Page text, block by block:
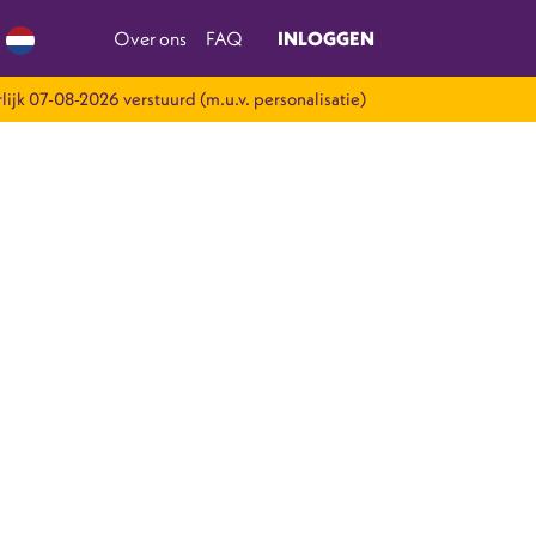
Over ons FAQ INLOGGEN
07-08-2026 verstuurd (m.u.v. personalisatie)